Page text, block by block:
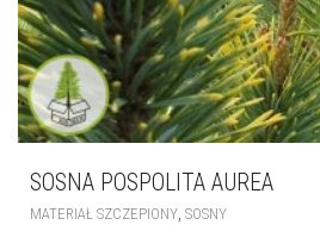
SOSNA POSPOLITA AUREA
MATERIAŁ SZCZEPIONY SOSNY